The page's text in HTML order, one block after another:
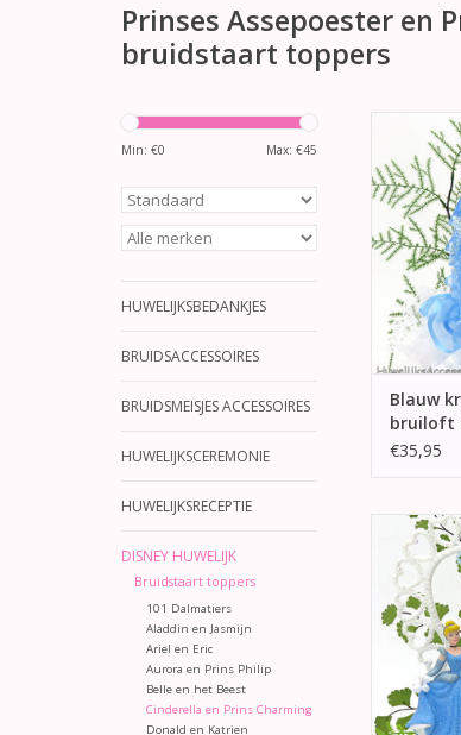
Prinses Assepoester en
bruidstaart toppers
Min: €0 Max: €45
HUWELIJKSBEDANKJES
BRUIDSACCESSOIRES
BRUIDSMEISJES ACCESSOIRES
HUWELIJKSCEREMONIE
HUWELIJKSRECEPTIE
DISNEY HUWELIJK
Bruidstaart toppers
101 Dalmatiers
Aladdin en Jasmijn
Ariel en Eric
Aurora en Prins Philip
Belle en het Beest
Cinderella en Prins Charming
Donald en Katrien
blauw
met witte
en
Blauw
bruiloft
€35,95
Prinses